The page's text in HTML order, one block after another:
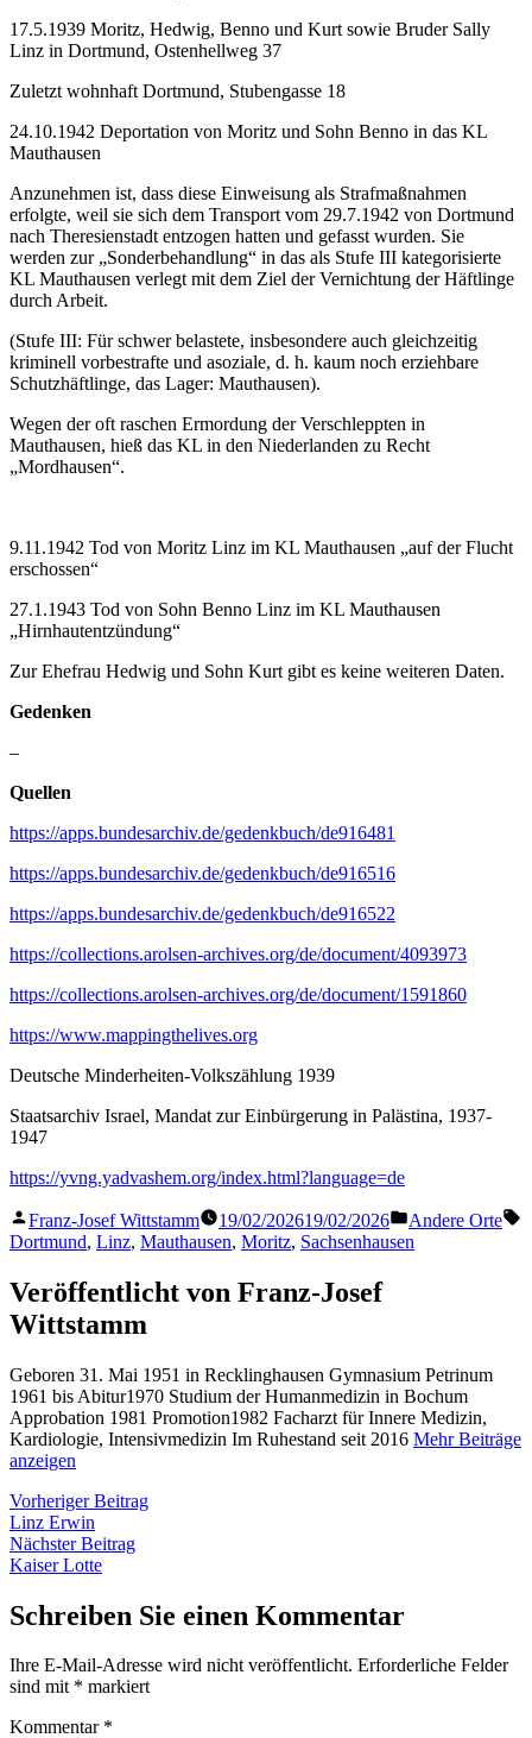
17.5.1939 Moritz, Hedwig, Benno und Kurt sowie Bruder Sally
Linz in Dortmund, Ostenhellweg 37
Zuletzt wohnhaft Dortmund, Stubengasse 18
24.10.1942 Deportation von Moritz und Sohn Benno in das KL
Mauthausen
Anzunehmen ist, dass diese Einweisung als Strafmaßnahmen
erfolgte, weil sie sich dem Transport vom 29.7.1942 von Dortmund
nach Theresienstadt entzogen hatten und gefasst wurden. Sie
werden zur „Sonderbehandlung“ in das als Stufe III kategorisierte
KL Mauthausen verlegt mit dem Ziel der Vernichtung der Häftlinge
durch Arbeit.
(Stufe III: Für schwer belastete, insbesondere auch gleichzeitig
kriminell vorbestrafte und asoziale, d. h. kaum noch erziehbare
Schutzhäftlinge, das Lager: Mauthausen).
Wegen der oft raschen Ermordung der Verschleppten in
Mauthausen, hieß das KL in den Niederlanden zu Recht
„Mordhausen“.
9.11.1942 Tod von Moritz Linz im KL Mauthausen „auf der Flucht
erschossen“
27.1.1943 Tod von Sohn Benno Linz im KL Mauthausen
„Hirnhautentzündung“
Zur Ehefrau Hedwig und Sohn Kurt gibt es keine weiteren Daten.
Gedenken
–
Quellen
https://apps.bundesarchiv.de/gedenkbuch/de916481
https://apps.bundesarchiv.de/gedenkbuch/de916516
https://apps.bundesarchiv.de/gedenkbuch/de916522
https://collections.arolsen-archives.org/de/document/4093973
https://collections.arolsen-archives.org/de/document/1591860
https://www.mappingthelives.org
Deutsche Minderheiten-Volkszählung 1939
Staatsarchiv Israel, Mandat zur Einbürgerung in Palästina, 1937-
1947
https://yvng.yadvashem.org/index.html?language=de
Veröffentlicht
von
Franz-Josef Wittstamm 19/02/202619/02/2026
Veröffentlicht
in
Andere Orte
Dortmund, Linz, Mauthausen, Moritz, Sachsenhausen
Veröffentlicht von Franz-Josef
Wittstamm
Geboren 31. Mai 1951 in Recklinghausen Gymnasium Petrinum
1961 bis Abitur1970 Studium der Humanmedizin in Bochum
Approbation 1981 Promotion1982 Facharzt für Innere Medizin,
Kardiologie, Intensivmedizin Im Ruhestand seit 2016 Mehr Beiträge
anzeigen
Beitragsnavigation
Vorheriger BeitragVorheriger
Linz Erwin
Nächster BeitragNächster
Kaiser Lotte
Schreiben Sie einen Kommentar
Ihre E-Mail-Adresse wird nicht veröffentlicht. Erforderliche Felder
sind mit * markiert
Kommentar *